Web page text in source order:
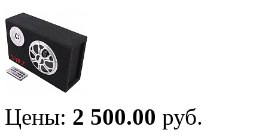
Цены: 2 500.00 руб.